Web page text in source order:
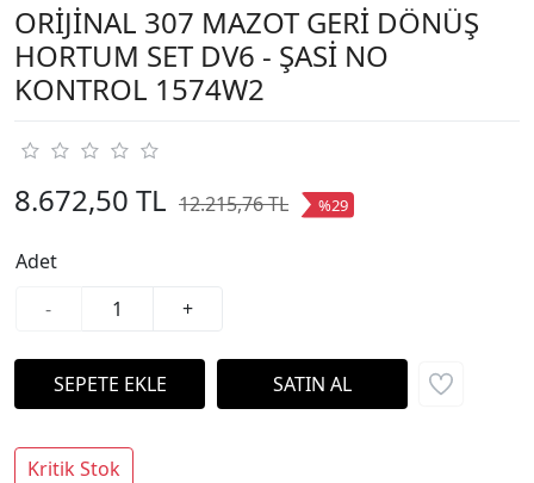
ORİJİNAL 307 MAZOT GERİ DÖNÜŞ
HORTUM SET DV6 - ŞASİ NO
KONTROL 1574W2
8.672,50 TL 12.215,76 TL %29
Adet
-
+
Kritik Stok